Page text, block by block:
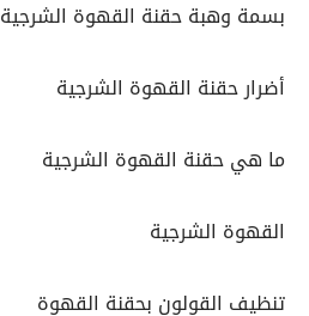
بسمة وهبة حقنة القهوة الشرجية
أضرار حقنة القهوة الشرجية
ما هي حقنة القهوة الشرجية
القهوة الشرجية
تنظيف القولون بحقنة القهوة